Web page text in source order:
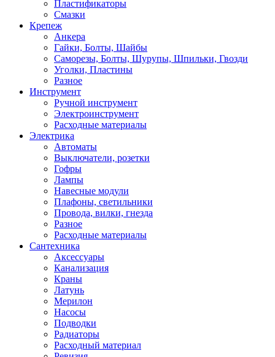
Пластификаторы
Смазки
Крепеж
Анкера
Гайки, Болты, Шайбы
Саморезы, Болты, Шурупы, Шпильки, Гвозди
Уголки, Пластины
Разное
Инструмент
Ручной инструмент
Электроинструмент
Расходные материалы
Электрика
Автоматы
Выключатели, розетки
Гофры
Лампы
Навесные модули
Плафоны, светильники
Провода, вилки, гнезда
Разное
Расходные материалы
Сантехника
Аксессуары
Канализация
Краны
Латунь
Мерилон
Насосы
Подводки
Радиаторы
Расходный материал